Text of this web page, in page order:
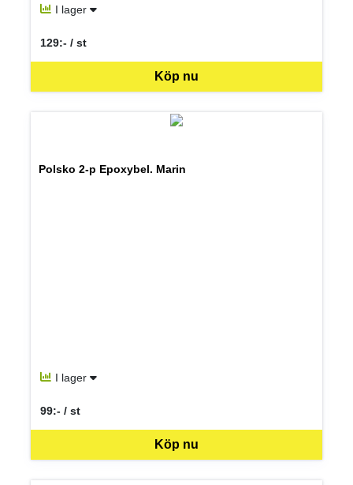
I lager
Köp nu
129:- / st
SEK per ST
Polsko 2-p Epoxybel. Marin
I lager
Köp nu
99:- / st
SEK per ST